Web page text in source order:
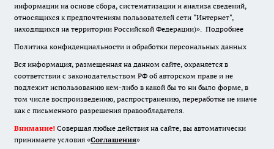
информации на основе сбора, систематизации и анализа сведений,
относящихся к предпочтениям пользователей сети "Интернет",
находящихся на территории Российской Федерации)». Подробнее
Политика конфиденциальности и обработки персональных данных
Вся информация, размещенная на данном сайте, охраняется в
соответствии с законодательством РФ об авторском праве и не
подлежит использованию кем-либо в какой бы то ни было форме, в
том числе воспроизведению, распространению, переработке не иначе
как с письменного разрешения правообладателя.
Внимание! Совершая любые действия на сайте, вы автоматически
принимаете условия «Cоглашения»